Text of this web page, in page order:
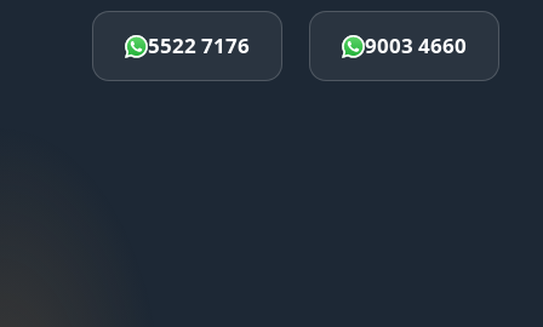
5522 7176 9003 4660